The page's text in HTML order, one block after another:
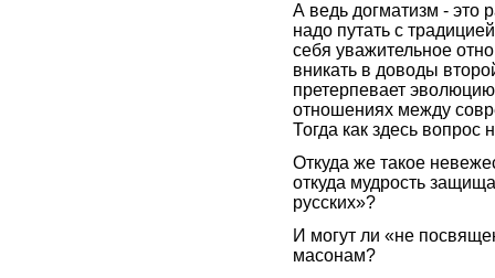
А ведь догматизм - это
надо путать с
себя уважительное
вникать в доводы
претерпевает
отношениях между
Тогда как здесь вопрос
Откуда же такое
откуда мудрость
русских»?
И могут ли «не
масонам?